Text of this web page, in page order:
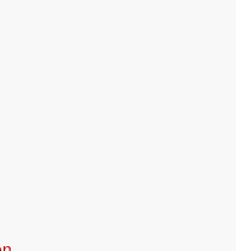
năm 2028